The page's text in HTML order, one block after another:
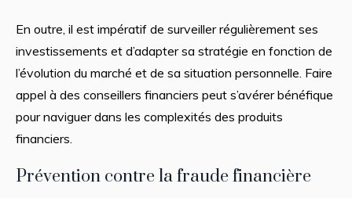
En outre, il est impératif de surveiller régulièrement ses
investissements et d’adapter sa stratégie en fonction de
l’évolution du marché et de sa situation personnelle. Faire
appel à des conseillers financiers peut s’avérer bénéfique
pour naviguer dans les complexités des produits
financiers.
Prévention contre la fraude financière